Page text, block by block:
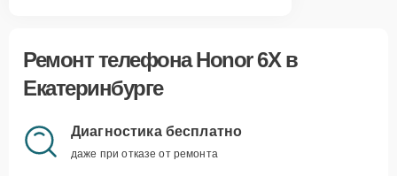
Ремонттелефона Honor 6Xв
Екатеринбурге
Диагностика бесплатно
даже при отказе от ремонта